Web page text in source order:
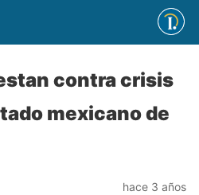
contra crisis
mexicano de
hace 3 años